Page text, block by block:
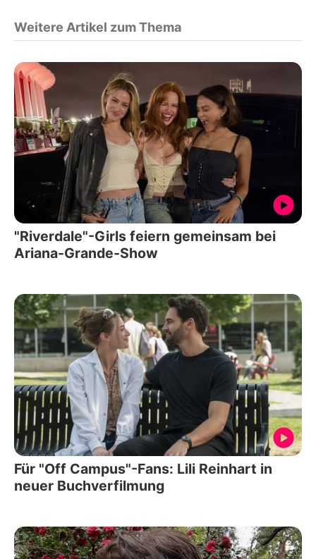
Weitere Artikel zum Thema
"Riverdale"-Girls feiern gemeinsam bei
Ariana-Grande-Show
Für "Off Campus"-Fans: Lili Reinhart in
neuer Buchverfilmung